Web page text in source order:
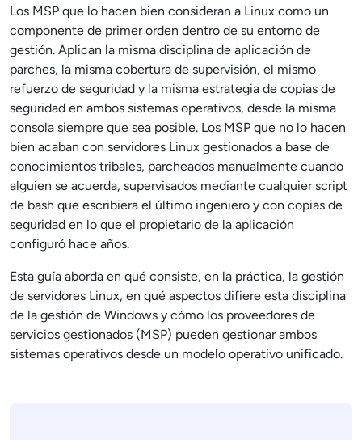
Los MSP que lo hacen bien consideran a Linux como un
componente de primer orden dentro de su entorno de
gestión. Aplican la misma disciplina de aplicación de
parches, la misma cobertura de supervisión, el mismo
refuerzo de seguridad y la misma estrategia de copias de
seguridad en ambos sistemas operativos, desde la misma
consola siempre que sea posible. Los MSP que no lo hacen
bien acaban con servidores Linux gestionados a base de
conocimientos tribales, parcheados manualmente cuando
alguien se acuerda, supervisados mediante cualquier script
de bash que escribiera el último ingeniero y con copias de
seguridad en lo que el propietario de la aplicación
configuró hace años.
Esta guía aborda en qué consiste, en la práctica, la gestión
de servidores Linux, en qué aspectos difiere esta disciplina
de la gestión de Windows y cómo los proveedores de
servicios gestionados (MSP) pueden gestionar ambos
sistemas operativos desde un modelo operativo unificado.